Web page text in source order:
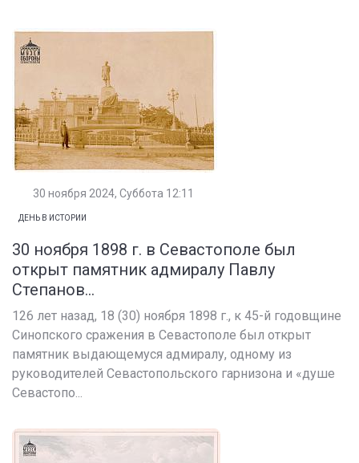
30 ноября 2024, Суббота 12:11
ДЕНЬ В ИСТОРИИ
30 ноября 1898 г. в Севастополе был
открыт памятник адмиралу Павлу
Степанов...
126 лет назад, 18 (30) ноября 1898 г., к 45-й годовщине
Синопского сражения в Севастополе был открыт
памятник выдающемуся адмиралу, одному из
руководителей Севастопольского гарнизона и «душе
Севастопо...